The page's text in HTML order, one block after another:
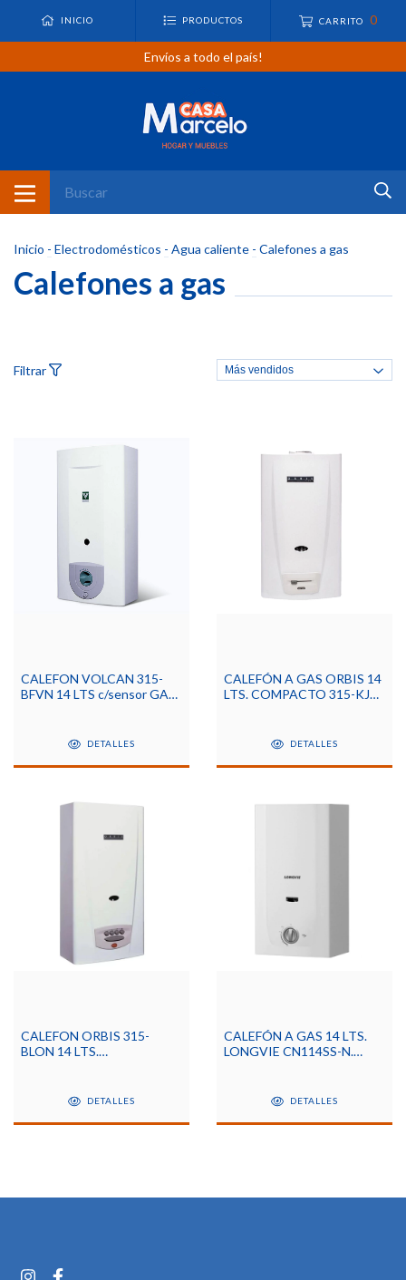
INICIO PRODUCTOS CARRITO 0
Envíos a todo el país!
Inicio - Electrodomésticos - Agua caliente - Calefones a gas
Calefones a gas
Filtrar
CALEFON VOLCAN 315-
BFVN 14 LTS c/sensor GAS
DETALLES
CALEFÓN A GAS ORBIS 14
LTS. COMPACTO 315-KJO
DETALLES
CALEFON ORBIS 315-
BLON 14 LTS.
DETALLES
CALEFÓN A GAS 14 LTS.
LONGVIE CN114SS-N.
DETALLES